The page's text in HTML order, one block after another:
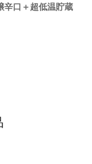
辛口＋超低温貯蔵